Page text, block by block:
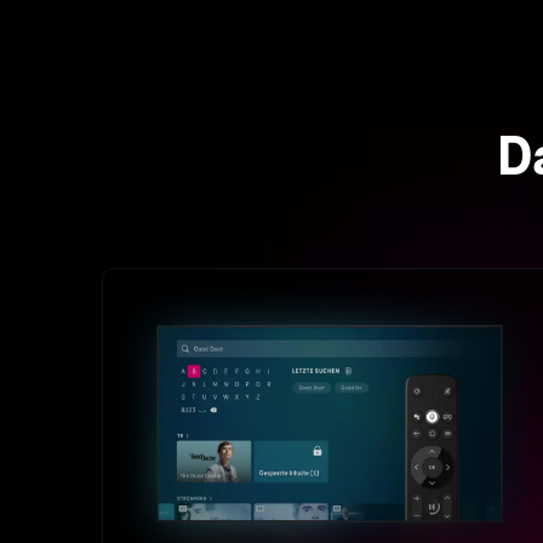
Übergreifende Suche
Funktionen
Bequem Lieblingsfilm oder -serie über die
Suchfunktion finden - egal ob Fernseh- oder
Streaming/ Partner-Inhalt. Mit MagentaTV One,
MagentaTV Stick sowie der MagentaTV App auf iOS